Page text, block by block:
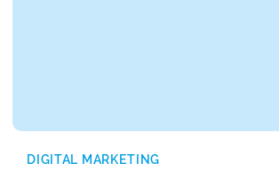
DIGITAL MARKETING